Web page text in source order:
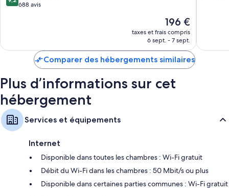
Kitchenette, mini réfrigérateur et micro-ondes
sur 688 avis
Le
nouveau
prix
de
196 €
taxes et frais compris
6 sept. - 7 sept.
Comparer des hébergements similaires
Plus d’informations sur cet
hébergement
Services et équipements
Internet
Disponible dans toutes les chambres : Wi-Fi gratuit
Débit du Wi-Fi dans les chambres : 50 Mbit/s ou plus
Disponible dans certaines parties communes : Wi-Fi gratuit